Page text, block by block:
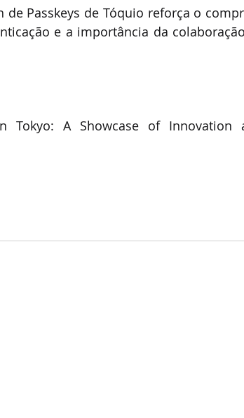
de Passkeys de Tóquio reforça o
e a importância da
Tokyo: A Showcase of Innovation